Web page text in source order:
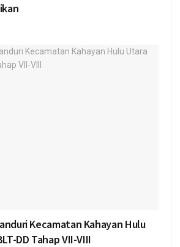
Kecamatan Kahayan Hulu
DD Tahap VII-VIII